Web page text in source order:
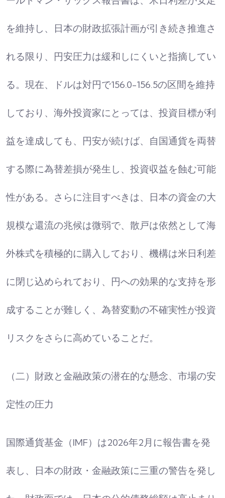
を維持し、日本の財政拡張計画が引き続き推進さ
れる限り、円安圧力は緩和しにくいと指摘してい
る。現在、ドルは対円で156.0-156.5の区間を維持
しており、海外投資家にとっては、投資目標が利
益を達成しても、円安が続けば、自国通貨を両替
する際に為替差損が発生し、投資収益を蝕む可能
性がある。さらに注目すべきは、日本の資金の大
規模な還流の兆候は微弱で、散戸は依然として海
外株式を積極的に購入しており、機構は米日利差
に閉じ込められており、円への効果的な支持を形
成することが難しく、為替変動の不確実性が投資
リスクをさらに高めていることだ。
（二）財政と金融政策の潜在的な懸念、市場の安
定性の圧力
国際通貨基金（IMF）は2026年2月に報告書を発
表し、日本の財政・金融政策に三重の警告を発し